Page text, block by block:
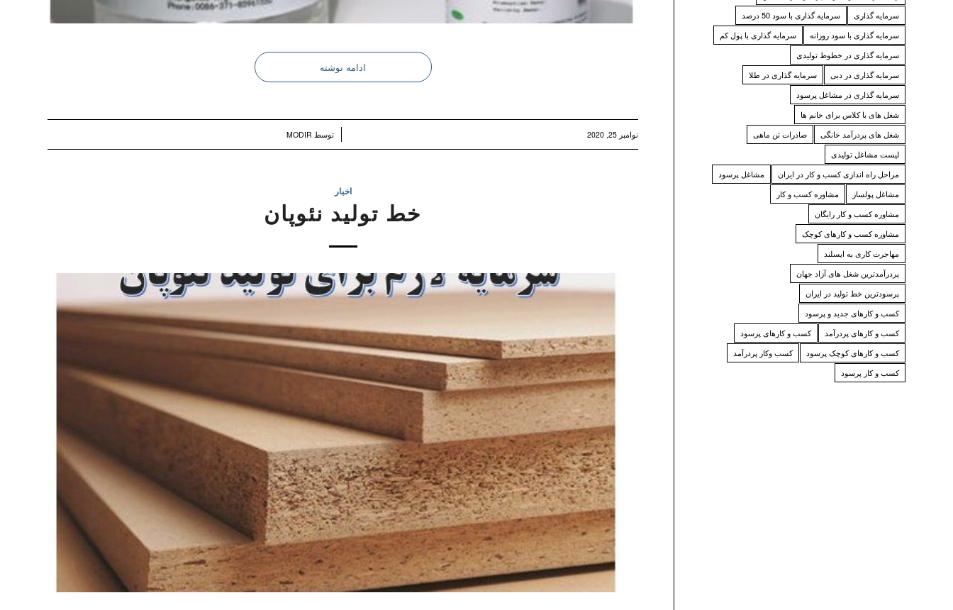
ادامه نوشته
نوامبر 25, 2020 توسط MODIR
اخبار
خط تولید نئوپان
سرمایه گذاری
سرمایه گذاری با سود 50 درصد
سرمایه گذاری با سود روزانه
سرمایه گذاری با پول کم
سرمایه گذاری در خطوط تولیدی
سرمایه گذاری در دبی
سرمایه گذاری در طلا
سرمایه گذاری در مشاغل پرسود
شغل های با کلاس برای خانم ها
شغل های پردرآمد خانگی
صادرات تن ماهی
لیست مشاغل تولیدی
مراحل راه اندازی کسب و کار در ایران
مشاغل پرسود
مشاغل پولساز
مشاوره کسب و کار
مشاوره کسب و کار رایگان
مشاوره کسب و کارهای کوچک
مهاجرت کاری به ایسلند
پردرآمدترین شغل های آزاد جهان
پرسودترین خط تولید در ایران
کسب و کارهای جدید و پرسود
کسب و کارهای پردرآمد
کسب و کارهای پرسود
کسب و کارهای کوچک پرسود
کسب وکار پردرآمد
کسب و کار پرسود